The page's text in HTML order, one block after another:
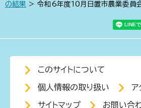
の結果 > 令和6年度10月日置市農業委員
このサイトについて
個人情報の取り扱い ア
サイトマップ お問い合